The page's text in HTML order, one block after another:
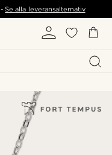
-Se alla leveransalternativ